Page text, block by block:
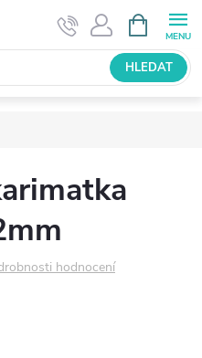
NÁKUPNÍ
KOŠÍK
HLEDAT
hodnocení